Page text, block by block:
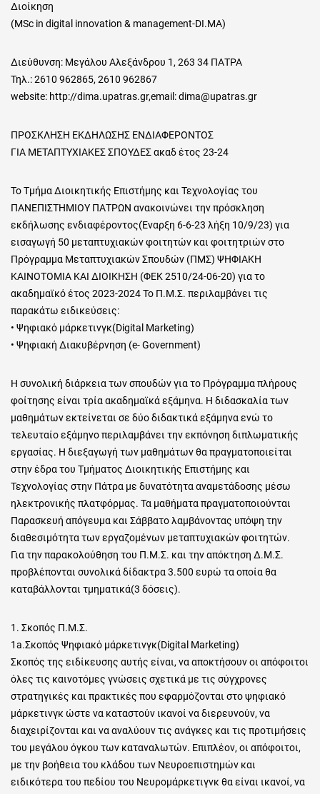
Διοίκηση
(MSc in digital innovation & management-DI.MA)
Διεύθυνση: Μεγάλου Αλεξάνδρου 1, 263 34 ΠΑΤΡΑ
Τηλ.: 2610 962865, 2610 962867
website: http://dima.upatras.gr,email: dima@upatras.gr
ΠΡΟΣΚΛΗΣΗ ΕΚΔΗΛΩΣΗΣ ΕΝΔΙΑΦΕΡΟΝΤΟΣ
ΓΙΑ ΜΕΤΑΠΤΥΧΙΑΚΕΣ ΣΠΟΥΔΕΣ ακαδ έτος 23-24
Το Τμήμα Διοικητικής Επιστήμης και Τεχνολογίας του
ΠΑΝΕΠΙΣΤΗΜΙΟΥ ΠΑΤΡΩΝ ανακοινώνει την πρόσκληση
εκδήλωσης ενδιαφέροντος(Έναρξη 6-6-23 λήξη 10/9/23) για
εισαγωγή 50 μεταπτυχιακών φοιτητών και φοιτητριών στο
Πρόγραμμα Μεταπτυχιακών Σπουδών (ΠΜΣ) ΨΗΦΙΑΚΗ
ΚΑΙΝΟΤΟΜΙΑ ΚΑΙ ΔΙΟΙΚΗΣΗ (ΦΕΚ 2510/24-06-20) για το
ακαδημαϊκό έτος 2023-2024 Το Π.Μ.Σ. περιλαμβάνει τις
παρακάτω ειδικεύσεις:
• Ψηφιακό μάρκετινγκ(Digital Marketing)
• Ψηφιακή Διακυβέρνηση (e- Government)
Η συνολική διάρκεια των σπουδών για το Πρόγραμμα πλήρους
φοίτησης είναι τρία ακαδημαϊκά εξάμηνα. Η διδασκαλία των
μαθημάτων εκτείνεται σε δύο διδακτικά εξάμηνα ενώ το
τελευταίο εξάμηνο περιλαμβάνει την εκπόνηση διπλωματικής
εργασίας. Η διεξαγωγή των μαθημάτων θα πραγματοποιείται
στην έδρα του Τμήματος Διοικητικής Επιστήμης και
Τεχνολογίας στην Πάτρα με δυνατότητα αναμετάδοσης μέσω
ηλεκτρονικής πλατφόρμας. Τα μαθήματα πραγματοποιούνται
Παρασκευή απόγευμα και Σάββατο λαμβάνοντας υπόψη την
διαθεσιμότητα των εργαζομένων μεταπτυχιακών φοιτητών.
Για την παρακολούθηση του Π.Μ.Σ. και την απόκτηση Δ.Μ.Σ.
προβλέπονται συνολικά δίδακτρα 3.500 ευρώ τα οποία θα
καταβάλλονται τμηματικά(3 δόσεις).
1. Σκοπός Π.Μ.Σ.
1a.Σκοπός Ψηφιακό μάρκετινγκ(Digital Marketing)
Σκοπός της ειδίκευσης αυτής είναι, να αποκτήσουν οι απόφοιτοι
όλες τις καινοτόμες γνώσεις σχετικά με τις σύγχρονες
στρατηγικές και πρακτικές που εφαρμόζονται στο ψηφιακό
μάρκετινγκ ώστε να καταστούν ικανοί να διερευνούν, να
διαχειρίζονται και να αναλύουν τις ανάγκες και τις προτιμήσεις
του μεγάλου όγκου των καταναλωτών. Επιπλέον, οι απόφοιτοι,
με την βοήθεια του κλάδου των Νευροεπιστημών και
ειδικότερα του πεδίου του Νευρομάρκετιγνκ θα είναι ικανοί, να